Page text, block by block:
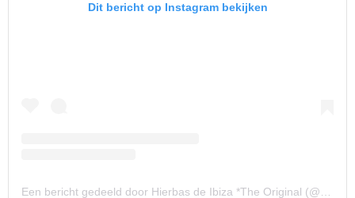
Dit bericht op Instagram bekijken
Een bericht gedeeld door Hierbas de Ibiza *The Original (@hierbas_ibiza)